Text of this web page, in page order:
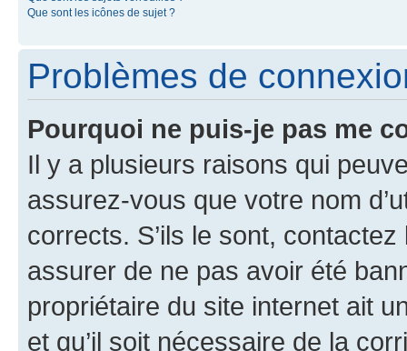
Que sont les icônes de sujet ?
Problèmes de
Pourquoi ne puis-je pas me
Il y a plusieurs raisons qui
assurez-vous que votre nom
corrects. S’ils le sont,
assurer de ne pas avoir été
propriétaire du site internet ait
et qu’il soit nécessaire de la